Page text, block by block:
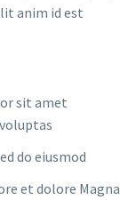
anim id est
sit amet
do eiusmod
et dolore Magna